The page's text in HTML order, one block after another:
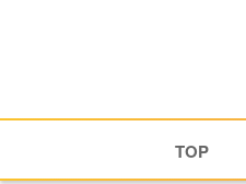
TOP